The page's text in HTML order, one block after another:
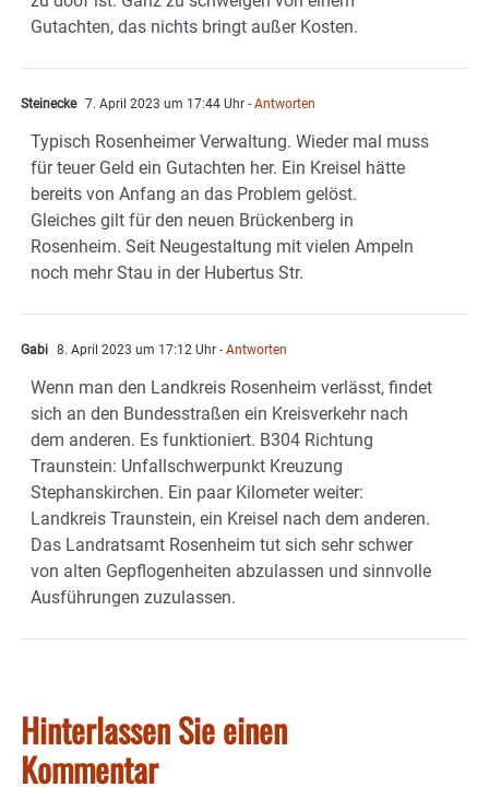
Gutachten, das nichts bringt außer Kosten.
Steinecke 7. April 2023 um 17:44 Uhr - Antworten
Typisch Rosenheimer Verwaltung. Wieder mal muss
für teuer Geld ein Gutachten her. Ein Kreisel hätte
bereits von Anfang an das Problem gelöst.
Gleiches gilt für den neuen Brückenberg in
Rosenheim. Seit Neugestaltung mit vielen Ampeln
noch mehr Stau in der Hubertus Str.
Gabi 8. April 2023 um 17:12 Uhr - Antworten
Wenn man den Landkreis Rosenheim verlässt, findet
sich an den Bundesstraßen ein Kreisverkehr nach
dem anderen. Es funktioniert. B304 Richtung
Traunstein: Unfallschwerpunkt Kreuzung
Stephanskirchen. Ein paar Kilometer weiter:
Landkreis Traunstein, ein Kreisel nach dem anderen.
Das Landratsamt Rosenheim tut sich sehr schwer
von alten Gepflogenheiten abzulassen und sinnvolle
Ausführungen zuzulassen.
Hinterlassen Sie einen
Kommentar